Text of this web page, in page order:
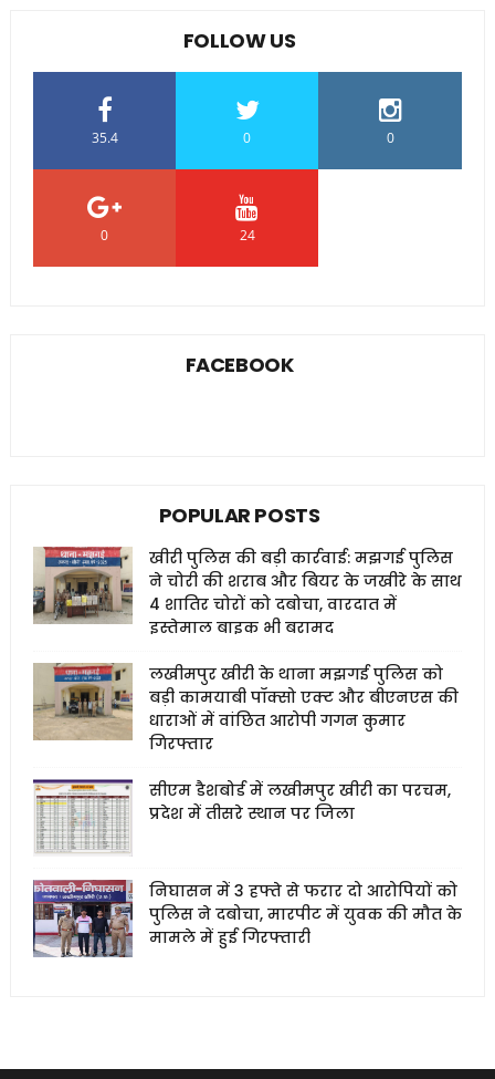
FOLLOW US
35.4 0 0
0 24
FACEBOOK
POPULAR POSTS
खीरी पुलिस की बड़ी कार्रवाई: मझगई पुलिस
ने चोरी की शराब और बियर के जखीरे के साथ
4 शातिर चोरों को दबोचा, वारदात में
इस्तेमाल बाइक भी बरामद
लखीमपुर खीरी के थाना मझगई पुलिस को
बड़ी कामयाबी पॉक्सो एक्ट और बीएनएस की
धाराओं में वांछित आरोपी गगन कुमार
गिरफ्तार
सीएम डैशबोर्ड में लखीमपुर खीरी का परचम,
प्रदेश में तीसरे स्थान पर जिला
निघासन में 3 हफ्ते से फरार दो आरोपियों को
पुलिस ने दबोचा, मारपीट में युवक की मौत के
मामले में हुई गिरफ्तारी